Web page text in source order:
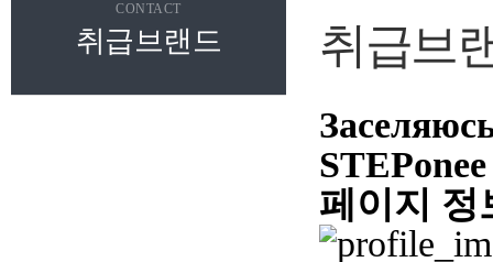
CONTACT
취급브랜드 취급브
STEPonee
페이지 정